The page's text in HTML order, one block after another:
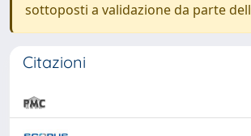
sottoposti a validazione da parte
Citazioni